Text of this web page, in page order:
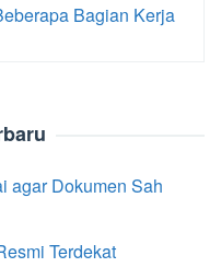
Bagian Kerja
agar Dokumen Sah
Terdekat